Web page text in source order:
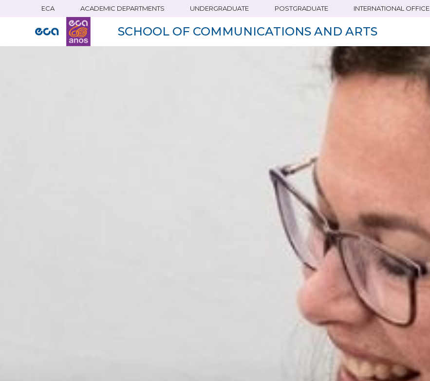
content
ECA ACADEMIC DEPARTMENTS UNDERGRADUATE POSTGRADUATE INTERNATIONAL OFFICE
SCHOOL OF COMMUNICATIONS AND ARTS